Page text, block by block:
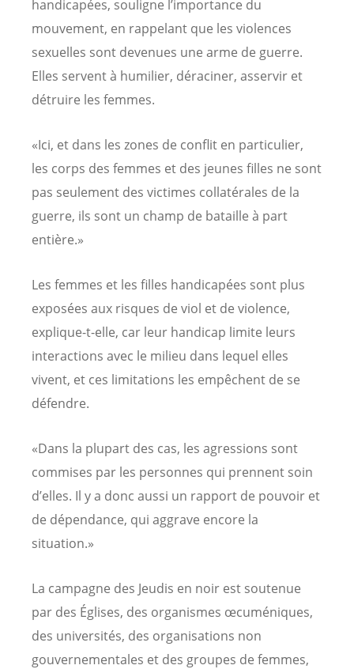
handicapées, souligne l’importance du
mouvement, en rappelant que les violences
sexuelles sont devenues une arme de guerre.
Elles servent à humilier, déraciner, asservir et
détruire les femmes.
«Ici, et dans les zones de conflit en particulier,
les corps des femmes et des jeunes filles ne sont
pas seulement des victimes collatérales de la
guerre, ils sont un champ de bataille à part
entière.»
Les femmes et les filles handicapées sont plus
exposées aux risques de viol et de violence,
explique-t-elle, car leur handicap limite leurs
interactions avec le milieu dans lequel elles
vivent, et ces limitations les empêchent de se
défendre.
«Dans la plupart des cas, les agressions sont
commises par les personnes qui prennent soin
d’elles. Il y a donc aussi un rapport de pouvoir et
de dépendance, qui aggrave encore la
situation.»
La campagne des Jeudis en noir est soutenue
par des Églises, des organismes œcuméniques,
des universités, des organisations non
gouvernementales et des groupes de femmes,